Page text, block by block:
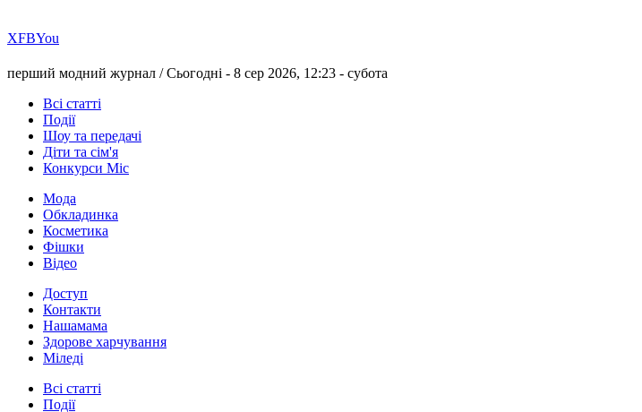
ХFBYou
перший модний журнал /Сьогодні - 8 сер 2026, 12:23 - субота
Всі статті
Події
Шоу та передачі
Діти та сім'я
Конкурси Міс
Мода
Обкладинка
Косметика
Фішки
Відео
Доступ
Контакти
Нашамама
Здорове харчування
Міледі
Всі статті
Події